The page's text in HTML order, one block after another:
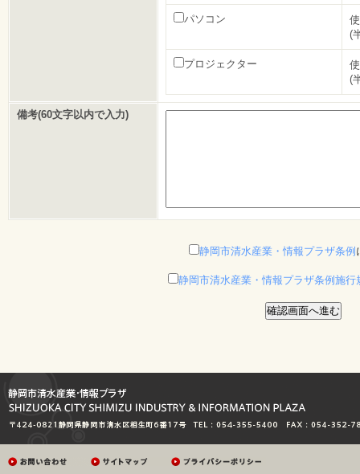
パソコン
(
プロジェクター
(
備考(60文字以内で入力)
静岡市清水産業・情報プラザ条例
静岡市清水産業・情報プラザ条例施行